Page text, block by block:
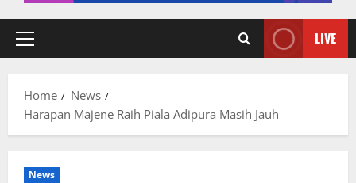
Primary
LIVE
Home
News
Harapan Majene Raih Piala Adipura Masih Jauh
News